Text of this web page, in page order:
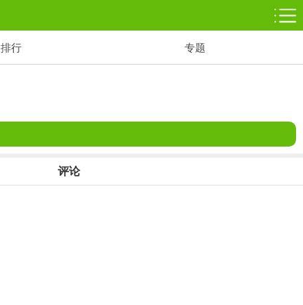
5百+款游戏
3百+款游戏
排行 专题
评论